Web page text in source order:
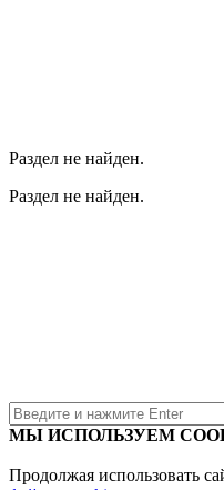
Раздел не найден.
Раздел не найден.
МЫ ИСПОЛЬЗУЕМ
Продолжая использовать